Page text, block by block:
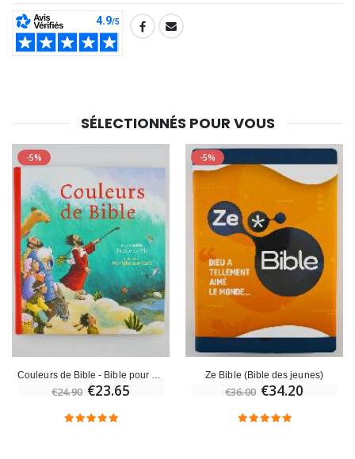
SHARE:
SÉLECTIONNÉS POUR VOUS
-5%
€24.90 €23.65
-5%
Ze Bible (Bible des jeunes)
€36.00 €34.20